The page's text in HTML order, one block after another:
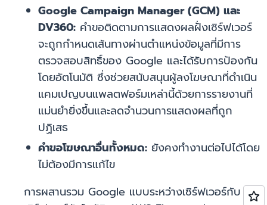
Google Campaign Manager (GCM) และ
DV360: คำขอติดตามการแสดงผลฝั่งเซิร์ฟเวอร์
จะถูกกำหนดเส้นทางผ่านตำแหน่งข้อมูลที่มีการ
ตรวจสอบสิทธิ์ของ Google และได้รับการป้องกัน
โดยอัตโนมัติ ซึ่งช่วยสนับสนุนผู้ลงโฆษณาที่ดำเนิน
แคมเปญบนแพลตฟอร์มเหล่านี้ด้วยการรายงานที่
แม่นยำยิ่งขึ้นและลดจำนวนการแสดงผลที่ถูก
ปฏิเสธ
คำขอโฆษณาอื่นทั้งหมด: ยังคงทำงานต่อไปได้โดย
ไม่ต้องมีการแก้ไข
การผสานรวม Google แบบระหว่างเซิร์ฟเวอร์กับ